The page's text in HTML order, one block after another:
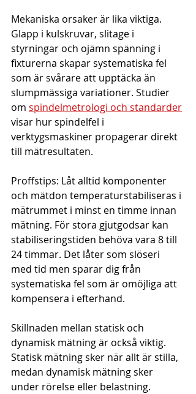
Mekaniska orsaker är lika viktiga.
Glapp i kulskruvar, slitage i
styrningar och ojämn spänning i
fixturerna skapar systematiska fel
som är svårare att upptäcka än
slumpmässiga variationer. Studier
om spindelmetrologi och standarder
visar hur spindelfel i
verktygsmaskiner propagerar direkt
till mätresultaten.
Proffstips: Låt alltid komponenter
och mätdon temperaturstabiliseras i
mätrummet i minst en timme innan
mätning. För stora gjutgodsar kan
stabiliseringstiden behöva vara 8 till
24 timmar. Det låter som slöseri
med tid men sparar dig från
systematiska fel som är omöjliga att
kompensera i efterhand.
Skillnaden mellan statisk och
dynamisk mätning är också viktig.
Statisk mätning sker när allt är stilla,
medan dynamisk mätning sker
under rörelse eller belastning.